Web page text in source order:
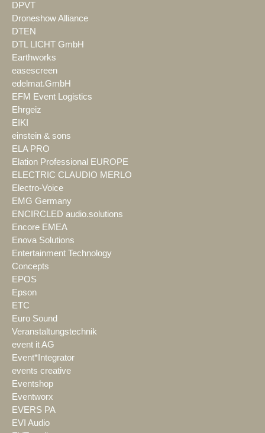
DPVT
Droneshow Alliance
DTEN
DTL LICHT GmbH
Earthworks
easescreen
edelmat.GmbH
EFM Event Logistics
Ehrgeiz
EIKI
einstein & sons
ELA PRO
Elation Professional EUROPE
ELECTRIC CLAUDIO MERLO
Electro-Voice
EMG Germany
ENCIRCLED audio.solutions
Encore EMEA
Enova Solutions
Entertainment Technology
Concepts
EPOS
Epson
ETC
Euro Sound
Veranstaltungstechnik
event it AG
Event*Integrator
events creative
Eventshop
Eventworx
EVERS PA
EVI Audio